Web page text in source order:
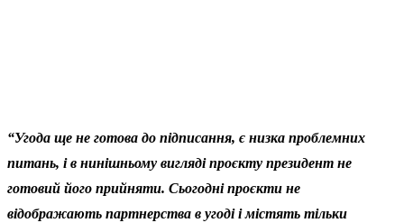
“Угода ще не готова до підписання, є низка проблемних
питань, і в нинішньому вигляді проєкту президент не
готовий його прийняти. Сьогодні проєкти не
відображають партнерства в угоді і містять тільки